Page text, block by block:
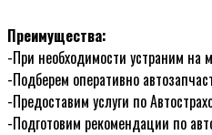
Преимущества:
-При необходимости устраним на
-Подберем оперативно
-Предоставим услуги по
-Подготовим рекомендации по